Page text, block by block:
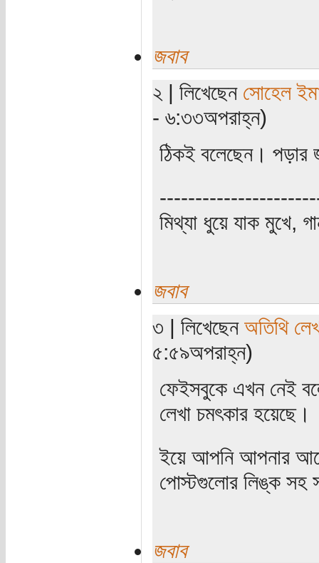
জবাব
২ | লিখেছেন সোহেল
- ৬:৩৩অপরাহ্ন)
ঠিকই বলেছেন। পড়ার
মিথ্যা ধুয়ে যাক মুখে,
জবাব
৩ | লিখেছেন অতিথি
৫:৫৯অপরাহ্ন)
ফেইসবুকে এখন নেই
লেখা চমৎকার হয়েছে।
ইয়ে আপনি আপনার
পোস্টগুলোর লিঙ্ক সহ
জবাব